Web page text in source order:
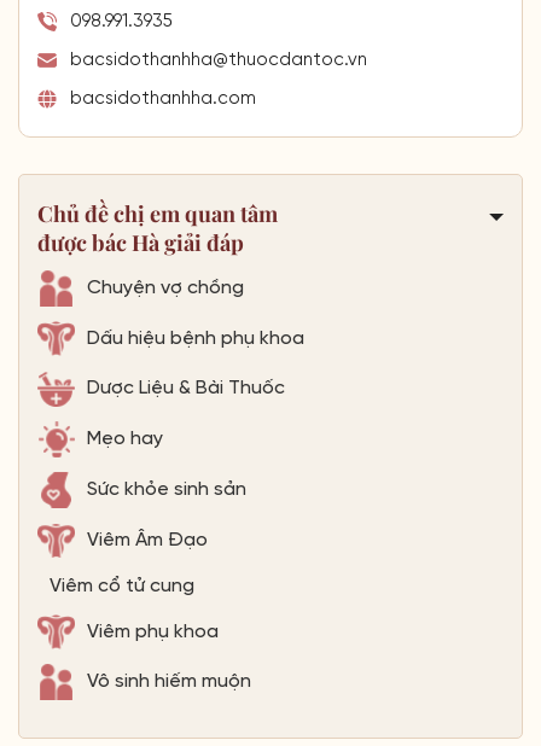
098.991.3935
bacsidothanhha@thuocdantoc.vn
bacsidothanhha.com
Chủ đề chị em quan tâm
được bác Hà giải đáp
Chuyện vợ chồng
Dấu hiệu bệnh phụ khoa
Dược Liệu & Bài Thuốc
Mẹo hay
Sức khỏe sinh sản
Viêm Âm Đạo
Viêm cổ tử cung
Viêm phụ khoa
Vô sinh hiếm muộn